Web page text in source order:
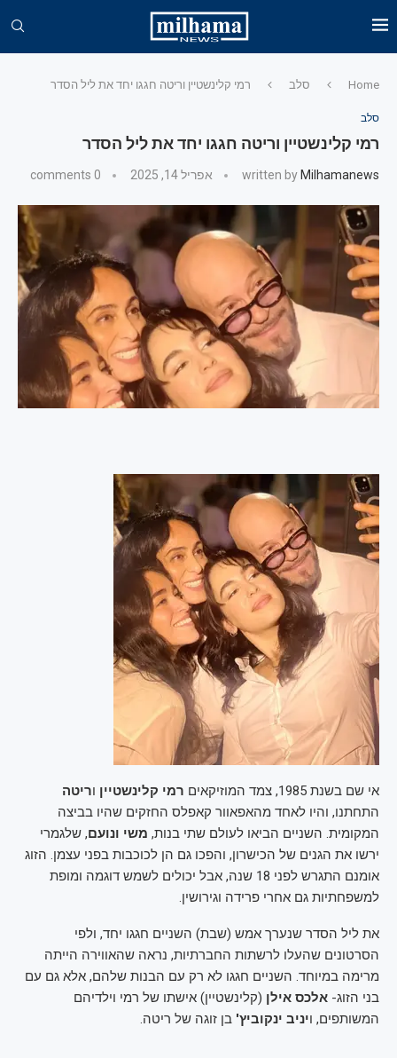
Home סלב רמי קלינשטיין וריטה חגגו יחד את ליל הסדר
סלב
רמי קלינשטיין וריטה חגגו יחד את ליל הסדר
written by Milhamanews אפריל 14, 2025 0 comments
אי שם בשנת 1985, צמד המוזיקאים רמי קלינשטיין וריטה
התחתנו, והיו לאחד מהאפאוור קאפלס החזקים שהיו בביצה
המקומית. השניים הביאו לעולם שתי בנות, משי ונועם, שלגמרי
ירשו את הגנים של הכישרון, והפכו גם הן לכוכבות בפני עצמן. הזוג
אומנם התגרש לפני 18 שנה, אבל יכולים לשמש דוגמה ומופת
למשפחתיות גם אחרי פרידה וגירושין.
את ליל הסדר שנערך אמש (שבת) השניים חגגו יחד, ולפי
הסרטונים שהעלו לרשתות החברתיות, נראה שהאווירה הייתה
מרימה במיוחד. השניים חגגו לא רק עם הבנות שלהם, אלא גם עם
בני הזוג- אלכס אילן (קלינשטיין) אישתו של רמי וילדיהם
המשותפים, ויניב ינקוביץ' בן זוגה של ריטה.